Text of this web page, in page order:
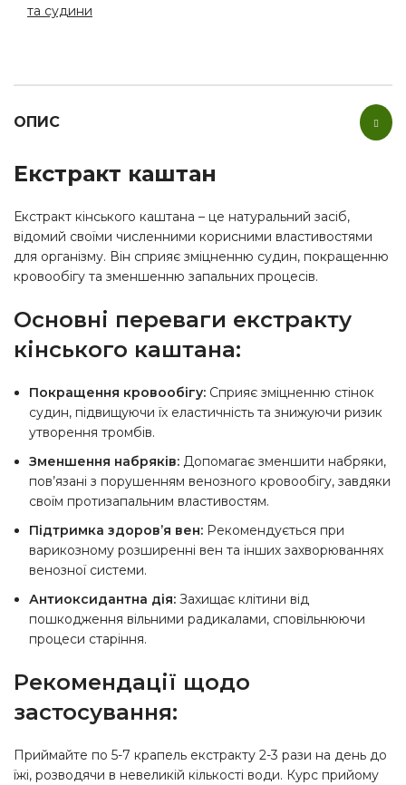
та судини
ОПИС
Екстракт каштан
Екстракт кінського каштана – це натуральний засіб,
відомий своїми численними корисними властивостями
для організму. Він сприяє зміцненню судин, покращенню
кровообігу та зменшенню запальних процесів.
Основні переваги екстракту
кінського каштана:
Покращення кровообігу: Сприяє зміцненню стінок
судин, підвищуючи їх еластичність та знижуючи ризик
утворення тромбів.
Зменшення набряків: Допомагає зменшити набряки,
пов’язані з порушенням венозного кровообігу, завдяки
своїм протизапальним властивостям.
Підтримка здоров’я вен: Рекомендується при
варикозному розширенні вен та інших захворюваннях
венозної системи.
Антиоксидантна дія: Захищає клітини від
пошкодження вільними радикалами, сповільнюючи
процеси старіння.
Рекомендації щодо
застосування:
Приймайте по 5-7 крапель екстракту 2-3 рази на день до
їжі, розводячи в невеликій кількості води. Курс прийому